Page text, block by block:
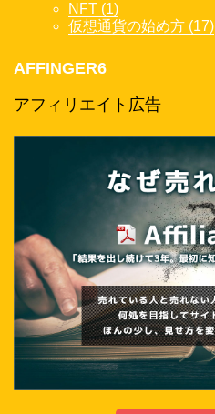
NFT (1)
仮想通貨の始め方 (17)
AFFINGER6
アフィリエイト広告